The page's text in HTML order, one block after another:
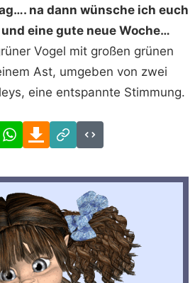
na dann wünsche ich euch
eine gute neue Woche…
Vogel mit großen grünen
Ast, umgeben von zwei
eine entspannte Stimmung.
FacebookWhatsAppDownload
Link
Code